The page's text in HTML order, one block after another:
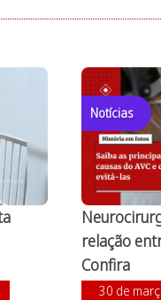
Notícias
relação
Confira
30 de